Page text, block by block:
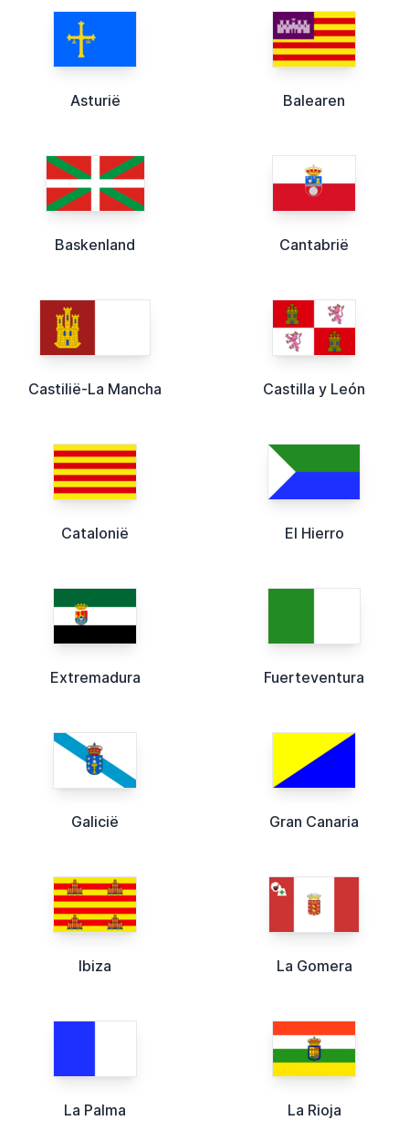
Asturië Balearen
Baskenland Cantabrië
Castilië-La Mancha Castilla y León
Catalonië El Hierro
Extremadura Fuerteventura
Galicië Gran Canaria
Ibiza La Gomera
La Palma La Rioja